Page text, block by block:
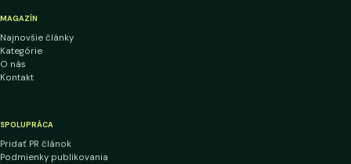
MAGAZÍN
Najnovšie články
Kategórie
O nás
Kontakt
SPOLUPRÁCA
Pridať PR článok
Podmienky publikovania